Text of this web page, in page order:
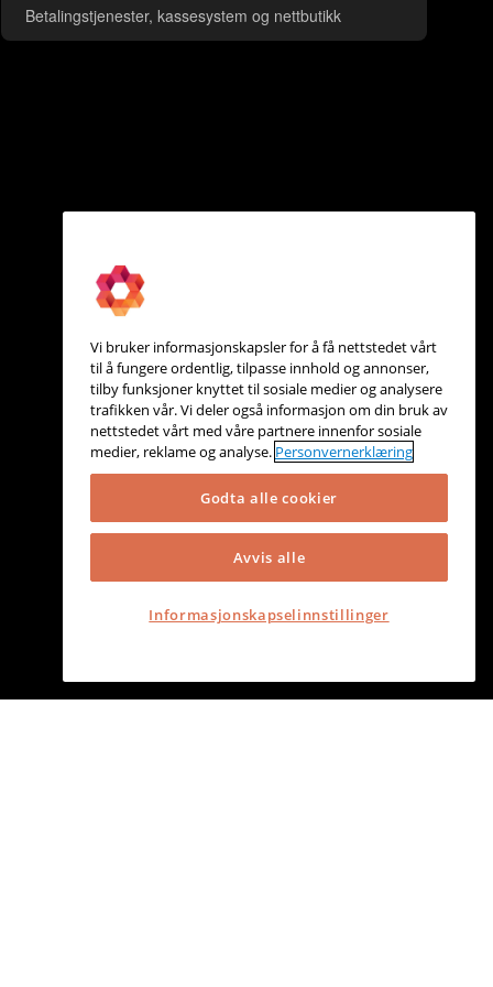
Betalingstjenester, kassesystem og nettbutikk
Vi bruker informasjonskapsler for å få nettstedet vårt
til å fungere ordentlig, tilpasse innhold og annonser,
tilby funksjoner knyttet til sosiale medier og analysere
trafikken vår. Vi deler også informasjon om din bruk av
nettstedet vårt med våre partnere innenfor sosiale
medier, reklame og analyse. Personvernerklæring
Godta alle cookier
Avvis alle
Informasjonskapselinnstillinger